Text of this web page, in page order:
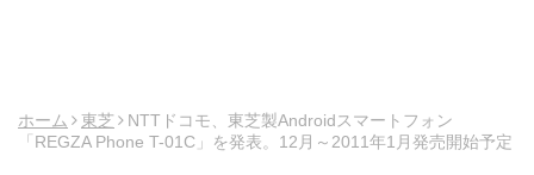
ホーム 東芝
NTTドコモ、東芝製Androidスマートフォン
「REGZA Phone T-01C」を発表。12月～2011年1月発売開始予定